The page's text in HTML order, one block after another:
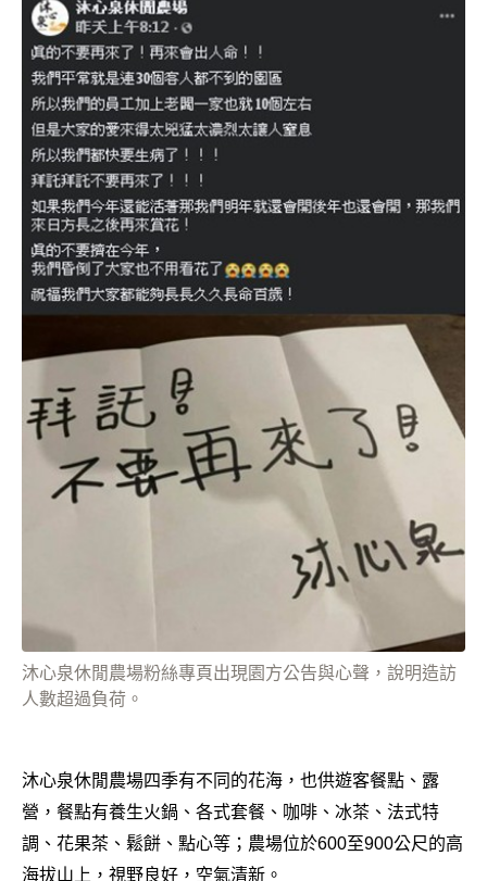
沐心泉休閒農場粉絲專頁出現園方公告與心聲，說明造訪
人數超過負荷。
沐心泉休閒農場四季有不同的花海，也供遊客餐點、露
營，餐點有養生火鍋、各式套餐、咖啡、冰茶、法式特
調、花果茶、鬆餅、點心等；農場位於600至900公尺的高
海拔山上，視野良好，空氣清新。